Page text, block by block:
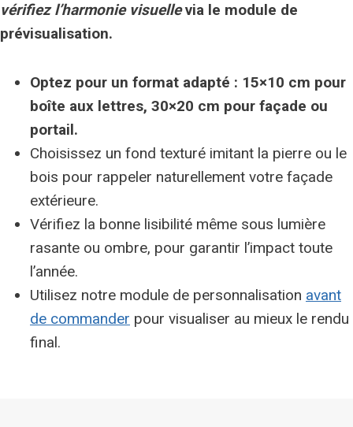
vérifiez l’harmonie visuellevia le module de
prévisualisation.
Optez pour un format adapté : 15×10 cm pour
boîte aux lettres, 30×20 cm pour façade ou
portail.
Choisissez un fond texturé imitant la pierre ou le
bois pour rappeler naturellement votre façade
extérieure.
Vérifiez la bonne lisibilité même sous lumière
rasante ou ombre, pour garantir l’impact toute
l’année.
Utilisez notre module de personnalisation avant
de commander pour visualiser au mieux le rendu
final.